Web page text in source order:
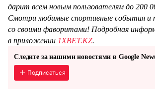
дарит всем новым пользователям до 200
Смотри любимые спортивные события и
со своими фаворитами! Подробная
в приложении 1XBET.KZ.
Следите за нашими новостями в Google
Подписаться